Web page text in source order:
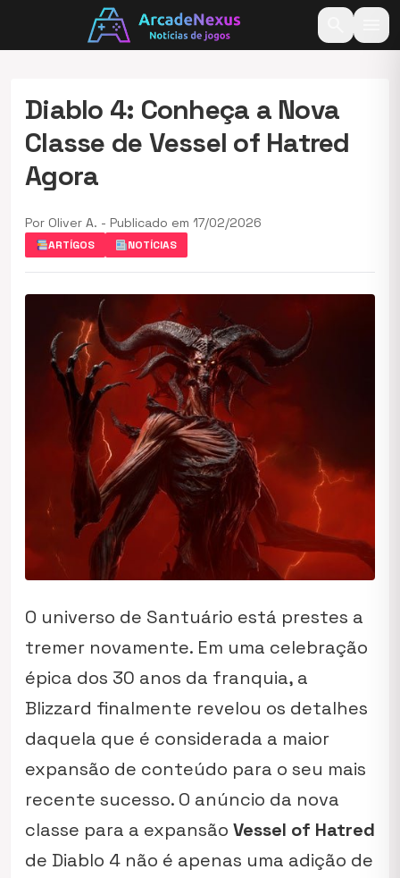
Diablo 4: Conheça a Nova
Classe de Vessel of Hatred
Agora
Por Oliver A. - Publicado em 17/02/2026
ARTÍGOS NOTÍCIAS
O universo de Santuário está prestes a
tremer novamente. Em uma celebração
épica dos 30 anos da franquia, a
Blizzard finalmente revelou os detalhes
daquela que é considerada a maior
expansão de conteúdo para o seu mais
recente sucesso. O anúncio da nova
classe para a expansão Vessel of Hatred
de Diablo 4 não é apenas uma adição de